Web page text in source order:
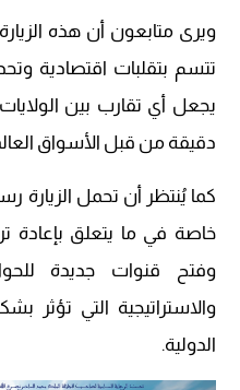
ويرى متابعون أن هذه
تتسم بتقلبات اقتصادية
يجعل أي تقارب بين
دقيقة من قبل الأسواق
كما يُنتظر أن تحمل الزيارة
خاصة في ما يتعلق بإعادة
وفتح قنوات جديدة
والاستراتيجية التي تؤثر
الدولية.